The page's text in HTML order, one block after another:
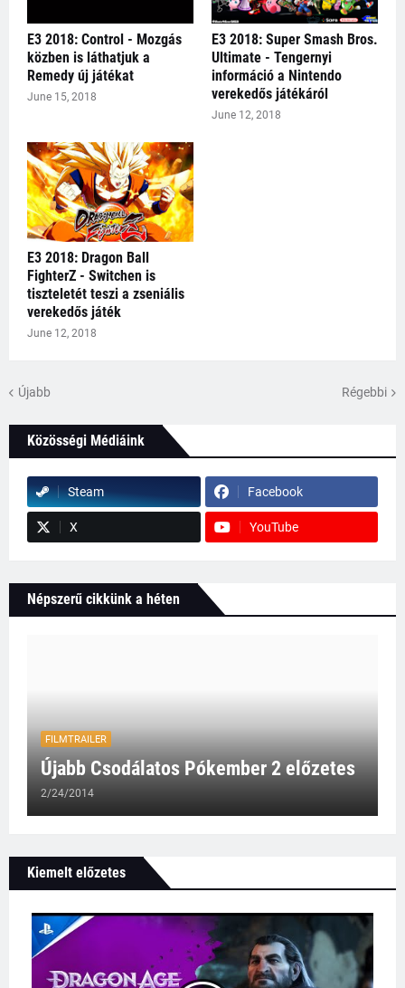
E3 2018: Control - Mozgás
közben is láthatjuk a
Remedy új játékat
June 15, 2018
E3 2018: Super Smash Bros.
Ultimate - Tengernyi
információ a Nintendo
verekedős játékáról
June 12, 2018
E3 2018: Dragon Ball
FighterZ - Switchen is
tiszteletét teszi a zseniális
verekedős játék
June 12, 2018
Újabb Régebbi
Közösségi Médiáink
Steam Facebook
X YouTube
Népszerű cikkünk a héten
FILMTRAILER
Újabb Csodálatos Pókember 2 előzetes
2/24/2014
Kiemelt előzetes